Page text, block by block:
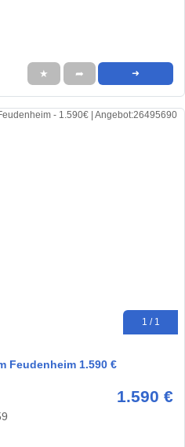
★ ➦ ➜
1 / 1
Feudenheim 1.590 €
1.590 €